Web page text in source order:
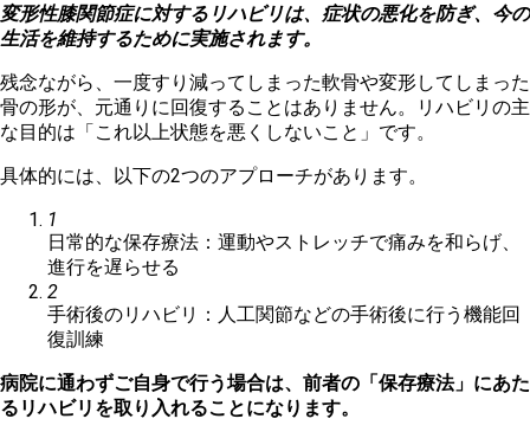
変形性膝関節症に対するリハビリは、症状の悪化を防ぎ、今の
生活を維持するために実施されます。
残念ながら、一度すり減ってしまった軟骨や変形してしまった
骨の形が、元通りに回復することはありません。リハビリの主
な目的は「これ以上状態を悪くしないこと」です。
具体的には、以下の2つのアプローチがあります。
1
日常的な保存療法：運動やストレッチで痛みを和らげ、
進行を遅らせる
2
手術後のリハビリ：人工関節などの手術後に行う機能回
復訓練
病院に通わずご自身で行う場合は、前者の「保存療法」にあた
るリハビリを取り入れることになります。